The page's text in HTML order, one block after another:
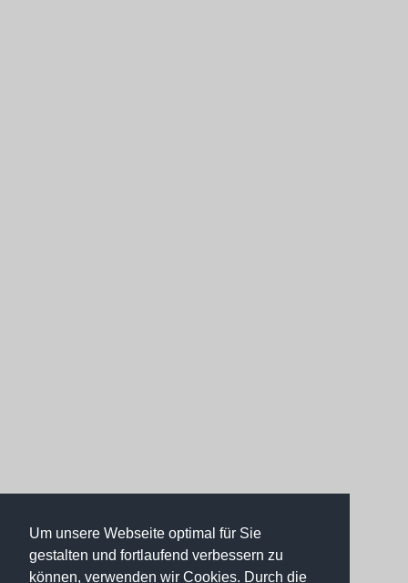
Um unsere Webseite optimal für Sie
gestalten und fortlaufend verbessern zu
können, verwenden wir Cookies. Durch die